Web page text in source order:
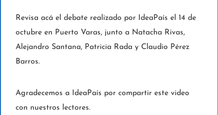
Revisa acá el debate realizado por IdeaPaís el 14 de
octubre en Puerto Varas, junto a Natacha Rivas,
Alejandro Santana, Patricia Rada y Claudio Pérez
Barros.
Agradecemos a IdeaPaís por compartir este video
con nuestros lectores.